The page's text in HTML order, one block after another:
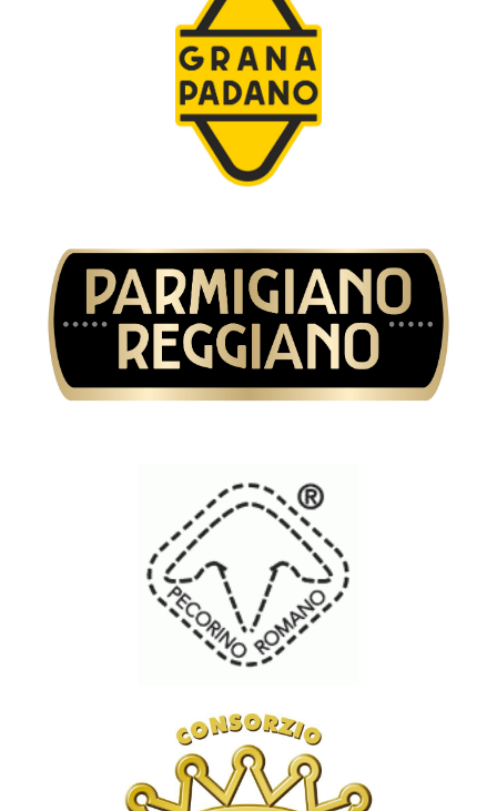
Consorzio di tutela del formaggio Grana
Consorzio di tutela del formaggio
Parmigiano Reggiano
Consorzio di tutela del formaggio
Pecorino Romano